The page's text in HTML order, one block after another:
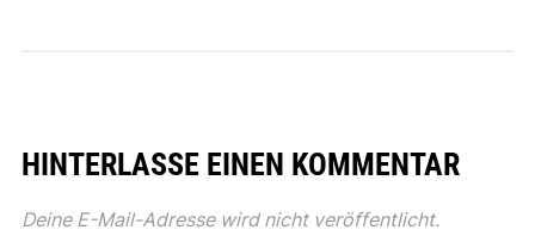
HINTERLASSE EINEN KOMMENTAR
Deine E-Mail-Adresse wird nicht veröffentlicht.